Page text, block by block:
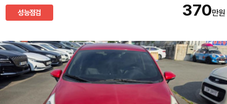
성능점검 370만원